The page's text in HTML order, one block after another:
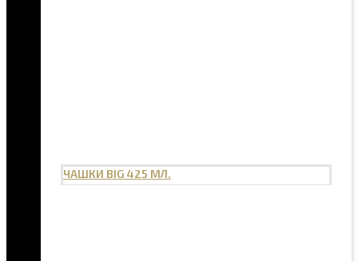
ЧАШКИ BIG 425 МЛ.